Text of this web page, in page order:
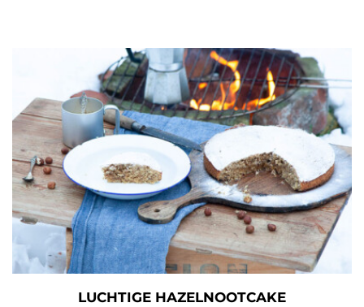
LUCHTIGE HAZELNOOTCAKE